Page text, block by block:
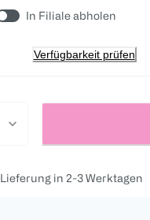
In Filiale abholen
Verfügbarkeit prüfen
Lieferung in 2-3 Werktagen